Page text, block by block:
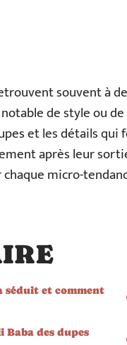
souvent à
de style ou
et les détails qui
après leur
micro-
séduit et comment
Baba des dupes